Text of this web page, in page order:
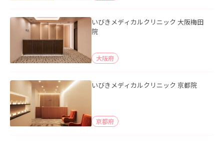
いびきメディカルクリニック 大阪梅田
院
大阪府
いびきメディカルクリニック 京都院
京都府